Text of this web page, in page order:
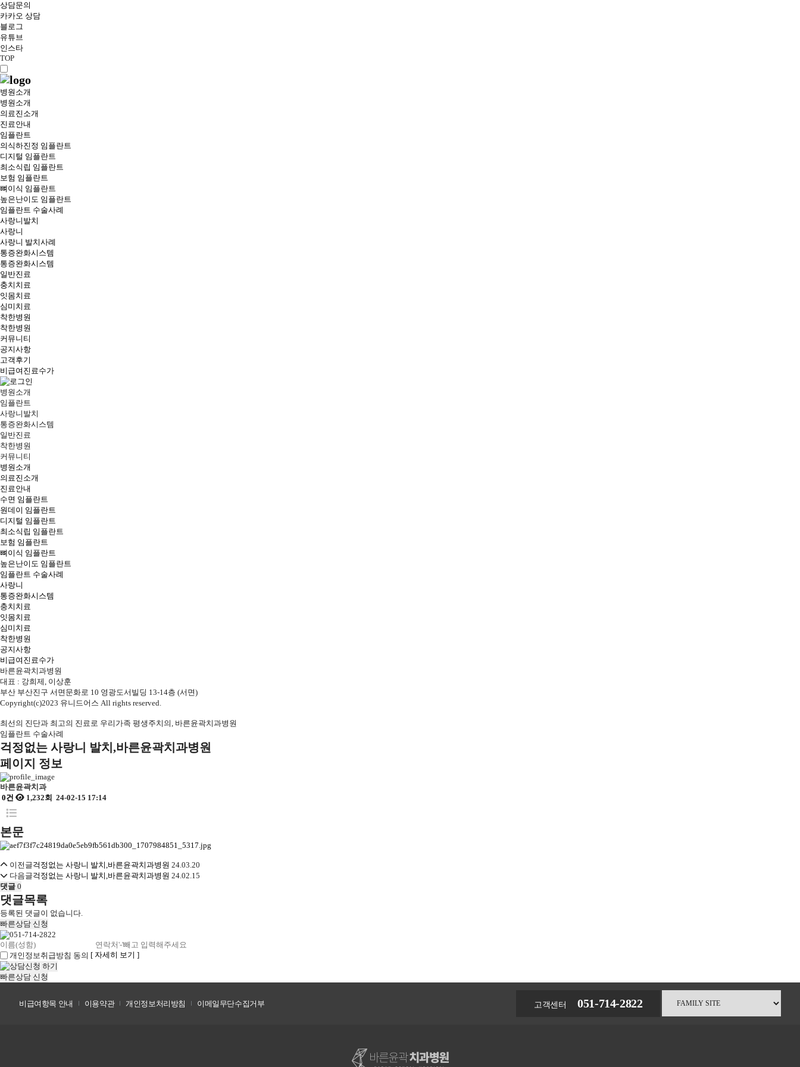
상담문의
카카오 상담
블로그
유튜브
인스타
TOP
병원소개
병원소개
의료진소개
진료안내
임플란트
의식하진정 임플란트
디지털 임플란트
최소식립 임플란트
보험 임플란트
뼈이식 임플란트
높은난이도 임플란트
임플란트 수술사례
사랑니발치
사랑니
사랑니 발치사례
통증완화시스템
통증완화시스템
일반진료
충치치료
잇몸치료
심미치료
착한병원
착한병원
커뮤니티
공지사항
고객후기
비급여진료수가
병원소개
임플란트
사랑니발치
통증완화시스템
일반진료
착한병원
커뮤니티
병원소개
의료진소개
진료안내
수면 임플란트
원데이 임플란트
디지털 임플란트
최소식립 임플란트
보험 임플란트
뼈이식 임플란트
높은난이도 임플란트
임플란트 수술사례
사랑니
통증완화시스템
충치치료
잇몸치료
심미치료
착한병원
공지사항
비급여진료수가
바른윤곽치과병원
대표 : 강희제, 이상훈
부산 부산진구 서면문화로 10 영광도서빌딩 13-14층 (서면)
Copyright(c)2023 유니드어스 All rights reserved.
최선의 진단과 최고의 진료로 우리가족 평생주치의, 바른윤곽치과병원
임플란트 수술사례
걱정없는 사랑니 발치,바른윤곽치과병원
페이지 정보
바른윤곽치과
0건
1,232회 24-02-15 17:14
본문
이전글걱정없는 사랑니 발치,바른윤곽치과병원 24.03.20
다음글걱정없는 사랑니 발치,바른윤곽치과병원 24.02.15
댓글 0
댓글목록
등록된 댓글이 없습니다.
빠른상담 신청
개인정보취급방침 동의 [ 자세히 보기 ]
빠른상담 신청
비급여항목 안내 이용약관 개인정보처리방침 이메일무단수집거부 고객센터 051-714-2822